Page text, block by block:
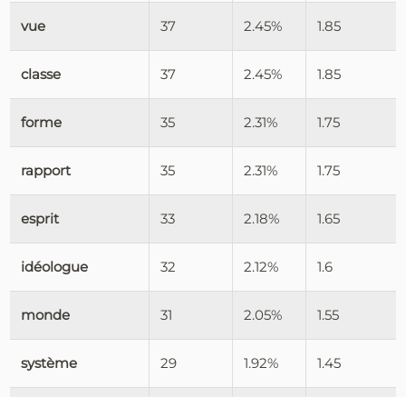
vue 37 2.45% 1.85
classe 37 2.45% 1.85
forme 35 2.31% 1.75
rapport 35 2.31% 1.75
esprit 33 2.18% 1.65
idéologue 32 2.12% 1.6
monde 31 2.05% 1.55
système 29 1.92% 1.45